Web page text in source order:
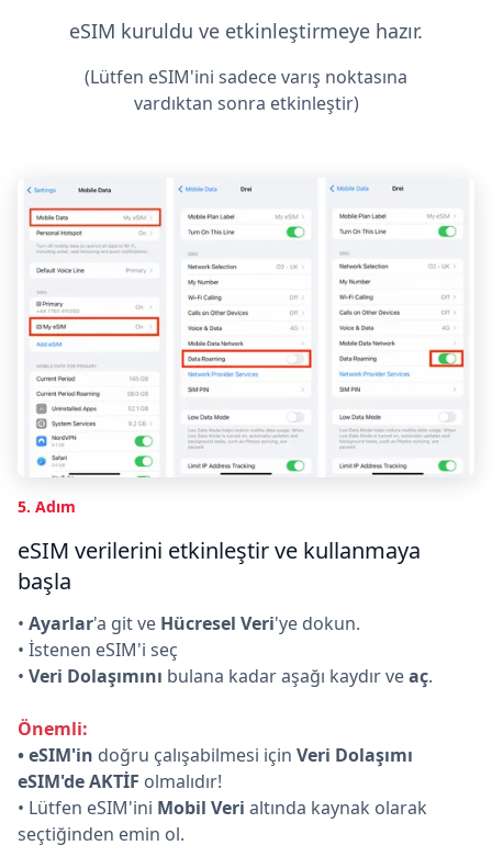
eSIM kuruldu ve etkinleştirmeye hazır.
(Lütfen eSIM'ini sadece varış noktasına
vardıktan sonra etkinleştir)
5. Adım
eSIM verilerini etkinleştir ve kullanmaya
başla
• Ayarlar'a git ve Hücresel Veri'ye dokun.
• İstenen eSIM'i seç
• Veri Dolaşımını bulana kadar aşağı kaydır veaç.
Önemli:
• eSIM'in doğru çalışabilmesi için Veri Dolaşımı
eSIM'de AKTİF olmalıdır!
• Lütfen eSIM'ini Mobil Veri altında kaynak olarak
seçtiğinden emin ol.